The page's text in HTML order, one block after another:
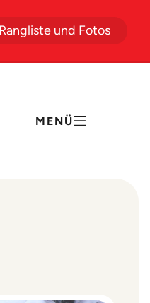
Rangliste und Fotos
MENÜ